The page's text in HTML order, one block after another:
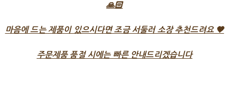
🙏🏻
마음에 드는 제품이 있으시다면 조금 서둘러 소장 추천드려요 🤎
주문제품 품절 시에는 빠른 안내드리겠습니다